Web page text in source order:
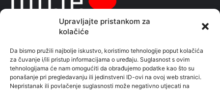
Upravljajte pristankom za
kolačiće
Da bismo pružili najbolje iskustvo, koristimo tehnologije poput kolačića
za čuvanje i/ili pristup informacijama o uređaju. Suglasnost s ovim
tehnologijama će nam omogućiti da obrađujemo podatke kao što su
ponašanje pri pregledavanju ili jedinstveni ID-ovi na ovoj web stranici.
Nepristanak ili povlačenje suglasnosti može negativno utjecati na
Sve naše priče pratite i na facebook stranici
Moje vijesti